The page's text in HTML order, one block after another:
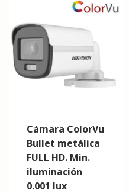
Cámara ColorVu
Bullet metálica
FULL HD. Min.
iluminación
0.001 lux